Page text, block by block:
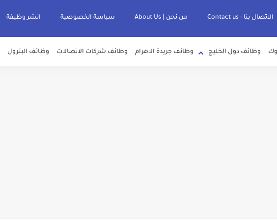
الاتصال بنا - Contact us من نحن | About Us سياسة الخصوصية انشر وظيفة
وظائف دول الخليج وظائف جريدة الاهرام وظائف شركات الاتصالات وظائف البترول